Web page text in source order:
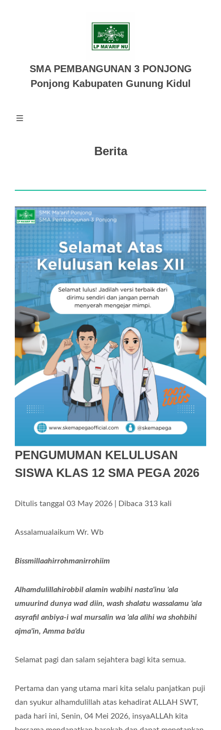
SMA PEMBANGUNAN 3 PONJONG
Ponjong Kabupaten Gunung Kidul
Berita
PENGUMUMAN KELULUSAN
SISWA KLAS 12 SMA PEGA 2026
Ditulis tanggal 03 May 2026 | Dibaca 313 kali
Assalamualaikum Wr. Wb
Bissmillaahirrohmanirrohiim
Alhamdulillahirobbil alamin wabihi nasta'inu 'ala
umuurind dunya wad diin, wash shalatu wassalamu 'ala
asyrafil anbiya-i wal mursalin wa 'ala alihi wa shohbihi
ajma'in, Amma ba'du
Selamat pagi dan salam sejahtera bagi kita semua.
Pertama dan yang utama mari kita selalu panjatkan puji
dan syukur alhamdulillah atas kehadirat ALLAH SWT,
pada hari ini, Senin, 04 Mei 2026, insyaALLAh kita